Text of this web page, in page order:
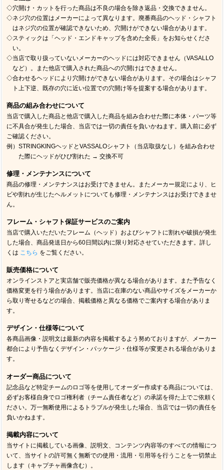
◇穴開け・カットを行った商品は不良の場合を除き返品・交換できません。
◇ネジ穴の位置はメーカーによって異なります。廃番商品のヘッド・シャフト
はネジ穴の位置が確認できないため、穴開けができない場合があります。
◇スティックは「ヘッド・エンドキャップを含めた全長」をお知らせくださ
い。
◇当店で取り扱っていないメーカーのヘッドには対応できません（VASALLO
など）。また他店で購入された商品への穴開けはできません。
◇合わせるヘッドにより穴開けができない場合があります。その場合はシャフ
ト上下逆、既存の穴に近い位置での穴開け等を提案する場合があります。
商品の組み合わせについて
当店で購入した商品と他店で購入した商品を組み合わせた際に本体・パーツ等
に不具合が発生した場合、当店では一切の責任を負いかねます。購入前に必ず
ご確認ください。
例）STRINGKINGヘッドとVASSALOシャフト（当店取扱なし）を組み合わせ
た際にヘッドがひび割れた → 交換不可
修理・メンテナンスについて
商品の修理・メンテナンスはお受けできません。またメーカー規定により、ヒ
ビや割れが生じたヘルメットについても修理・メンテナンスはお受けできませ
ん。
フレーム・シャフト保証サービスのご案内
当店で購入いただいたフレーム（ヘッド）およびシャフトに割れや破損が発生
した場合、商品発送日から60日間以内に限り対応させていただきます。詳し
くは こちら をご覧ください。
販売価格について
オンラインストアと実店舗で販売価格が異なる場合があります。また予告なく
価格変更を行う場合があります。当店に在庫のない商品やサイズをメーカーか
ら取り寄せるなどの場合、掲載価格と異なる価格でご案内する場合がありま
す。
デザイン・仕様等について
各商品画像・説明文は最新の内容を掲載するよう努めておりますが、メーカー
都合により予告なくデザイン・パッケージ・仕様等が変更される場合がありま
す。
オーダー商品について
記念品など特定チームのロゴ等を使用してオーダー作成する商品については、
必ずお客様自身でロゴ権利者（チーム責任者など）の承諾を得た上でご依頼く
ださい。万一無断使用によるトラブルが発生した場合、当店では一切の責任を
負いかねます。
掲載内容について
当サイトに掲載している画像、説明文、コンテンツ内容等のすべての情報につ
いて、当サイトの許可無く無断での使用・流用・引用等を行うことを一切禁止
します（キャプチャ画像含む）。